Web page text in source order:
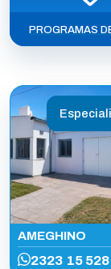
PROGRAMAS
AMEGHINO
2323 15